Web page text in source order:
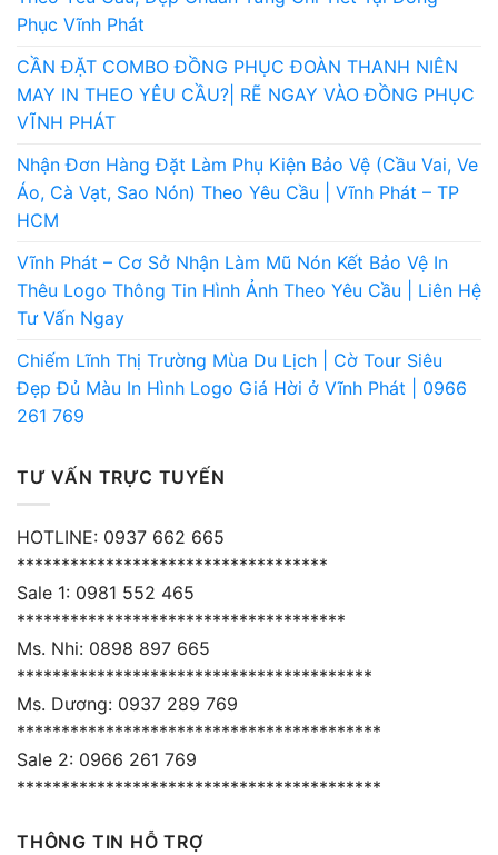
Phục Vĩnh Phát
CẦN ĐẶT COMBO ĐỒNG PHỤC ĐOÀN THANH NIÊN
MAY IN THEO YÊU CẦU?| RẼ NGAY VÀO ĐỒNG PHỤC
VĨNH PHÁT
Nhận Đơn Hàng Đặt Làm Phụ Kiện Bảo Vệ (Cầu Vai, Ve
Áo, Cà Vạt, Sao Nón) Theo Yêu Cầu | Vĩnh Phát – TP
HCM
Vĩnh Phát – Cơ Sở Nhận Làm Mũ Nón Kết Bảo Vệ In
Thêu Logo Thông Tin Hình Ảnh Theo Yêu Cầu | Liên Hệ
Tư Vấn Ngay
Chiếm Lĩnh Thị Trường Mùa Du Lịch | Cờ Tour Siêu
Đẹp Đủ Màu In Hình Logo Giá Hời ở Vĩnh Phát | 0966
261 769
TƯ VẤN TRỰC TUYẾN
HOTLINE: 0937 662 665
***********************************
Sale 1: 0981 552 465
*************************************
Ms. Nhi: 0898 897 665
****************************************
Ms. Dương: 0937 289 769
*****************************************
Sale 2: 0966 261 769
*****************************************
THÔNG TIN HỖ TRỢ